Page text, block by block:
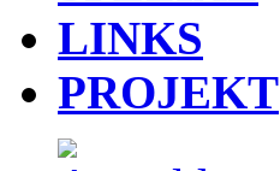
LINKS
PROJEKT